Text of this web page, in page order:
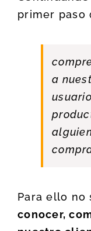
primer paso
a
Para ello no
conocer,